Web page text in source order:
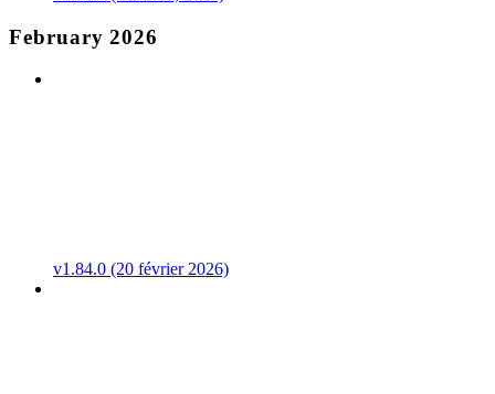
February 2026
v1.84.0 (20 février 2026)